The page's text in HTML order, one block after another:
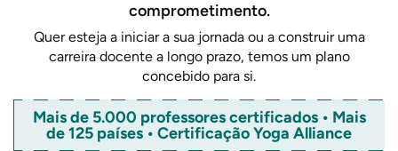
comprometimento.
Quer esteja a iniciar a sua jornada ou a construir uma
carreira docente a longo prazo, temos um plano
concebido para si.
Mais de 5.000 professores certificados • Mais
de 125 países • Certificação Yoga Alliance